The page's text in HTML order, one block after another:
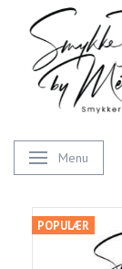
Skifte navigation
Menu
POPULÆR